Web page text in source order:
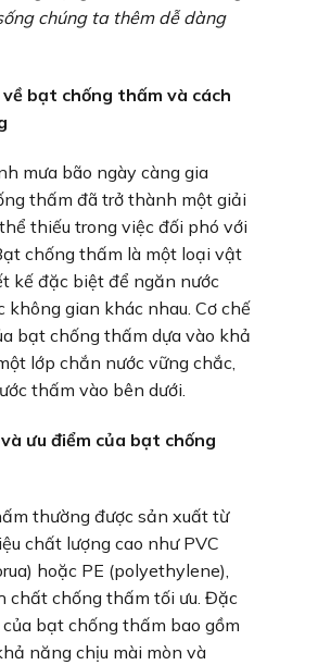
chúng ta thêm dễ dàng
về bạt chống thấm và cách
mưa bão ngày càng gia
thấm đã trở thành một giải
thiếu trong việc đối phó với
chống thấm là một loại vật
kế đặc biệt để ngăn nước
không gian khác nhau. Cơ chế
bạt chống thấm dựa vào khả
lớp chắn nước vững chắc,
thấm vào bên dưới.
ưu điểm của bạt chống
thường được sản xuất từ
chất lượng cao như PVC
hoặc PE (polyethylene),
chất chống thấm tối ưu. Đặc
bạt chống thấm bao gồm
năng chịu mài mòn và